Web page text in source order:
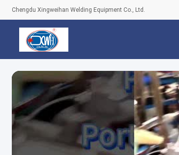
Chengdu Xingweihan Welding Equipment Co., Ltd.